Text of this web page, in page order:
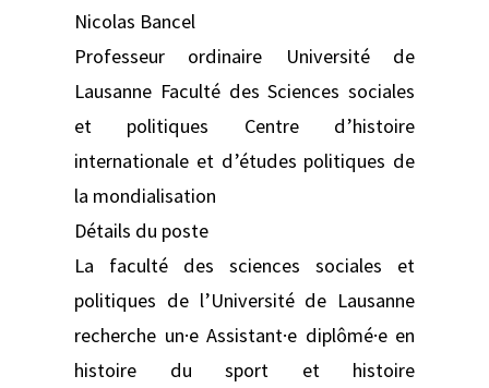
Nicolas Bancel
Professeur ordinaire Université de
Lausanne Faculté des Sciences sociales
et politiques Centre d’histoire
internationale et d’études politiques de
la mondialisation
Détails du poste
La faculté des sciences sociales et
politiques de l’Université de Lausanne
recherche un·e Assistant·e diplômé·e en
histoire du sport et histoire